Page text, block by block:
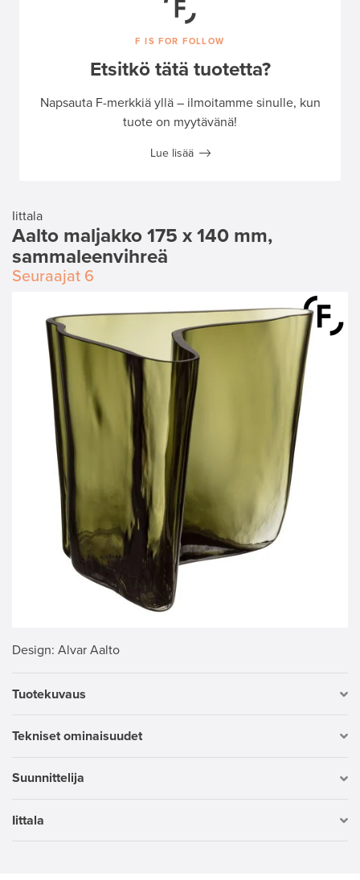
Iittala
Aalto maljakko 175 x 140 mm,
sammaleenvihreä
Seuraajat 6
Design: Alvar Aalto
Tuotekuvaus
Tekniset ominaisuudet
Suunnittelija
Iittala
F IS FOR FOLLOW
Etsitkö tätä tuotetta?
Napsauta F-merkkiä yllä – ilmoitamme sinulle, kun
tuote on myytävänä!
Lue lisää